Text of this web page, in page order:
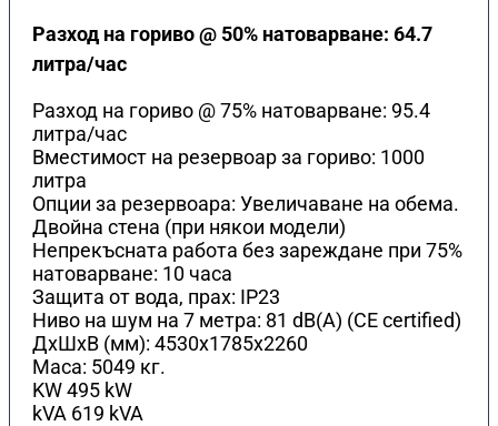
Разход на гориво @ 50% натоварване: 64.7
литра/час
Разход на гориво @ 75% натоварване: 95.4
литра/час
Вместимост на резервоар за гориво: 1000
литра
Опции за резервоара: Увеличаване на обема.
Двойна стена (при някои модели)
Непрекъсната работа без зареждане при 75%
натоварване: 10 часа
Защита от вода, прах: IP23
Ниво на шум на 7 метра: 81 dB(A) (CE certified)
ДхШхВ (мм): 4530x1785x2260
Маса: 5049 кг.
KW 495 kW
kVA 619 kVA